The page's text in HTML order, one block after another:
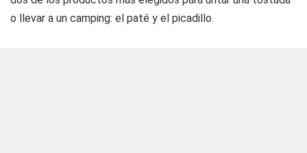
o llevar a un camping: el paté y el picadillo.